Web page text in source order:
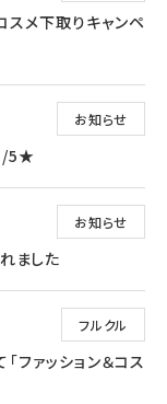
スメ下取りキャンペ
お知らせ
5★
お知らせ
ました
フルクル
ファッション＆コス